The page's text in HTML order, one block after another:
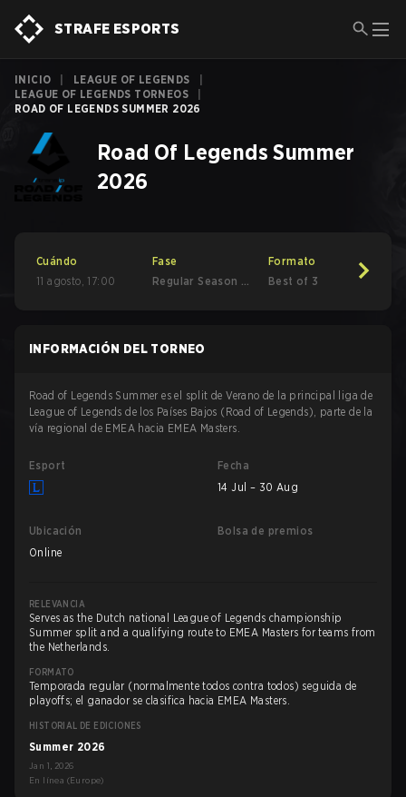
STRAFE ESPORTS
INICIO LEAGUE OF LEGENDS
LEAGUE OF LEGENDS TORNEOS
ROAD OF LEGENDS SUMMER 2026
Road Of Legends Summer
2026
Cuándo
11 agosto, 17:00
Fase
Regular Season -
Formato
Best of 3
INFORMACIÓN DEL TORNEO
Road of Legends Summer es el split de Verano de la principal liga de
League of Legends de los Países Bajos (Road of Legends), parte de la
vía regional de EMEA hacia EMEA Masters.
Esport
Fecha
14 Jul – 30 Aug
Ubicación
Online
Bolsa de premios
RELEVANCIA
Serves as the Dutch national League of Legends championship
Summer split and a qualifying route to EMEA Masters for teams from
the Netherlands.
FORMATO
Temporada regular (normalmente todos contra todos) seguida de
playoffs; el ganador se clasifica hacia EMEA Masters.
HISTORIAL DE EDICIONES
Summer 2026
Jan 1, 2026
En línea (Europe)